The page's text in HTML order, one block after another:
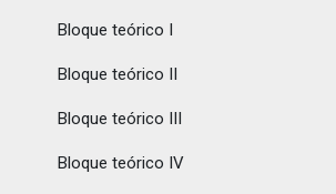
Bloque teórico I
Bloque teórico II
Bloque teórico III
Bloque teórico IV